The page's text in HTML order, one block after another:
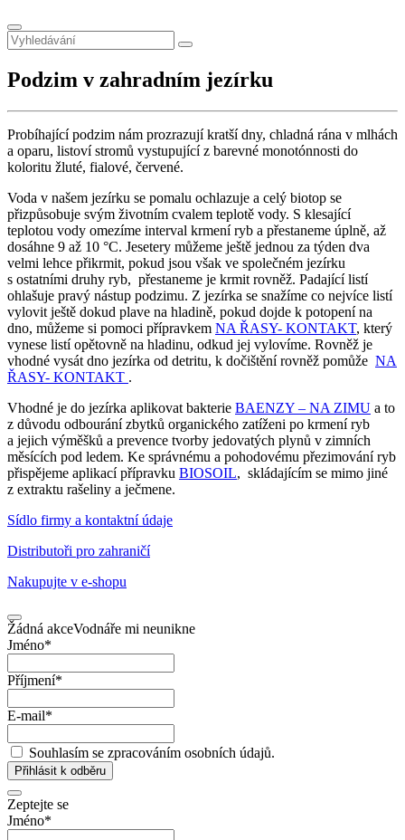
Podzim v zahradním jezírku
Probíhající podzim nám prozrazují kratší dny, chladná rána v mlhách
a oparu, listoví stromů vystupující z barevné monotónnosti do
koloritu žluté, fialové, červené.
Voda v našem jezírku se pomalu ochlazuje a celý biotop se
přizpůsobuje svým životním cvalem teplotě vody. S klesající
teplotou vody omezíme interval krmení ryb a přestaneme úplně, až
dosáhne 9 až 10 °C. Jesetery můžeme ještě jednou za týden dva
velmi lehce přikrmit, pokud jsou však ve společném jezírku
s ostatními druhy ryb, přestaneme je krmit rovněž. Padající listí
ohlašuje pravý nástup podzimu. Z jezírka se snažíme co nejvíce listí
vylovit ještě dokud plave na hladině, pokud dojde k potopení na
dno, můžeme si pomoci přípravkem NA ŘASY- KONTAKT, který
vynese listí opětovně na hladinu, odkud jej vylovíme. Rovněž je
vhodné vysát dno jezírka od detritu, k dočištění rovněž pomůže NA
ŘASY- KONTAKT .
Vhodné je do jezírka aplikovat bakterie BAENZY – NA ZIMU a to
z důvodu odbourání zbytků organického zatíženi po krmení ryb
a jejich výměšků a prevence tvorby jedovatých plynů v zimních
měsících pod ledem. Ke správnému a pohodovému přezimování ryb
přispějeme aplikací přípravku BIOSOIL, skládajícím se mimo jiné
z extraktu rašeliny a ječmene.
Sídlo firmy a kontaktní údaje
Distributoři pro zahraničí
Nakupujte v e-shopu
Žádná akceVodnáře mi neunikne
Jméno*
Příjmení*
E-mail*
Souhlasím se zpracováním osobních údajů.
Přihlásit k odběru
Zeptejte se
Jméno*